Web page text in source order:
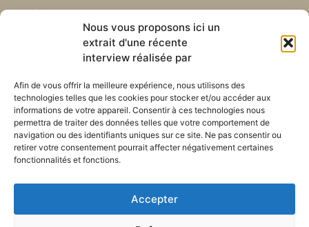
Nous vous proposons ici un
extrait d'une récente
interview réalisée par
Afin de vous offrir la meilleure expérience, nous utilisons des
technologies telles que les cookies pour stocker et/ou accéder aux
informations de votre appareil. Consentir à ces technologies nous
permettra de traiter des données telles que votre comportement de
navigation ou des identifiants uniques sur ce site. Ne pas consentir ou
retirer votre consentement pourrait affecter négativement certaines
fonctionnalités et fonctions.
Accepter
Abonnez-vous à notre
newsletter mensuelle
Recevez les dernières nouvelles
nos ministères à travers le monde.
S'ABONNER
Liens utiles
Envoyez-nous votre
Plan du site